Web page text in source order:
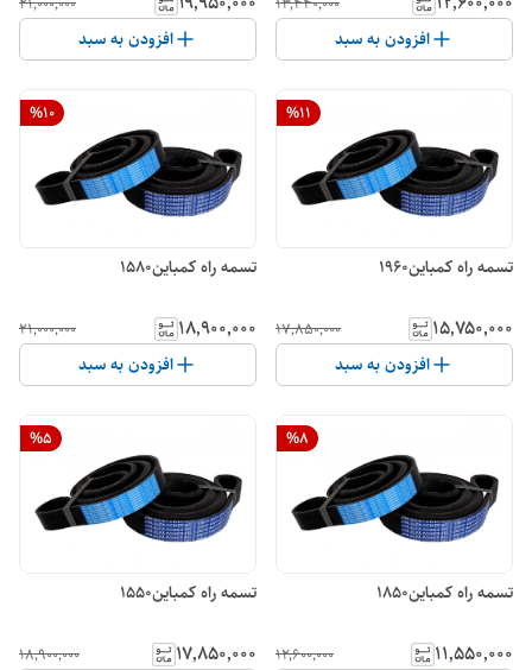
افزودن به سبد افزودن به سبد
%11
تسمه راه کمباین1960
۱۵٬۷۵۰٬۰۰۰ ۱۷٬۸۵۰٬۰۰۰
افزودن به سبد
%10
تسمه راه کمباین1580
۱۸٬۹۰۰٬۰۰۰ ۲۱٬۰۰۰٬۰۰۰
افزودن به سبد
%8
تسمه راه کمباین1850
۱۱٬۵۵۰٬۰۰۰ ۱۲٬۶۰۰٬۰۰۰
%5
تسمه راه کمباین1550
۱۷٬۸۵۰٬۰۰۰ ۱۸٬۹۰۰٬۰۰۰